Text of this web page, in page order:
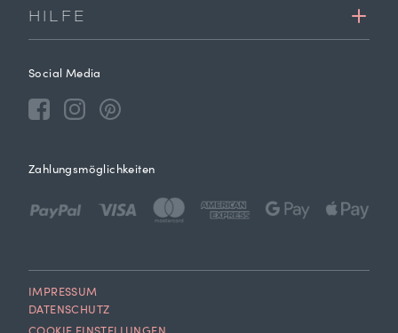
HILFE
Social Media
Zahlungsmöglichkeiten
IMPRESSUM
DATENSCHUTZ